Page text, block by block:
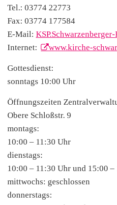
Tel.: 03774 22773
Fax: 03774 177584
E-Mail:
Internet:
www.kirche-
Gottesdienst:
sonntags 10:00 Uhr
Öffnungszeiten
Obere Schloßstr. 9
montags:
10:00 – 11:30 Uhr
dienstags:
10:00 – 11:30 Uhr und 15:00
mittwochs: geschlossen
donnerstags: